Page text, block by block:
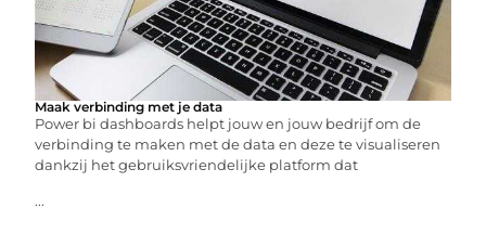
Maak verbinding met je data
Power bi dashboards helpt jouw en jouw bedrijf om de
verbinding te maken met de data en deze te visualiseren
dankzij het gebruiksvriendelijke platform dat
...